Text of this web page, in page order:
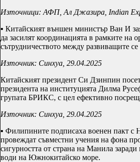
Източници: АФП, Ал Джазира Indian
▪ Китайският външен министър Ван И
да засилят координацията в рамките на
сътрудничеството между развиващите
Източник: Синхуа, 29.04.2025
Китайският президент Си Дзинпин
президента на институцията Дилма
групата БРИКС, с цел ефективно
Източник: Синхуа, 29.04.2025
▪ Филипините подписаха военен пакт с
провеждат съвместни учения на фона
сигурността от страна на Манила
води на Южнокитайско море.